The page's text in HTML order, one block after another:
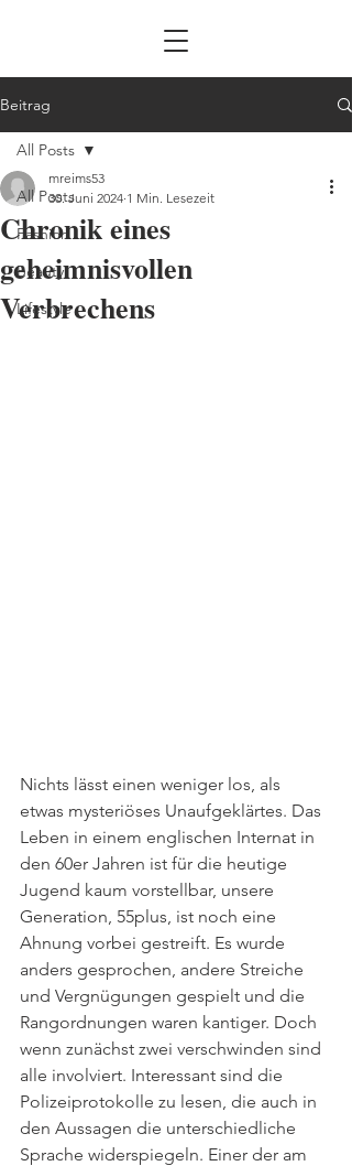
Beitrag
All Posts
Fashion
Beauty
Lifestyle
All Posts
Chronik eines
geheimnisvollen
Verbrechens
mreims53
30. Juni 2024 1 Min. Lesezeit
Nichts lässt einen weniger los, als
etwas mysteriöses Unaufgeklärtes. Das
Leben in einem englischen Internat in
den 60er Jahren ist für die heutige
Jugend kaum vorstellbar, unsere
Generation, 55plus, ist noch eine
Ahnung vorbei gestreift. Es wurde
anders gesprochen, andere Streiche
und Vergnügungen gespielt und die
Rangordnungen waren kantiger. Doch
wenn zunächst zwei verschwinden sind
alle involviert. Interessant sind die
Polizeiprotokolle zu lesen, die auch in
den Aussagen die unterschiedliche
Sprache widerspiegeln. Einer der am